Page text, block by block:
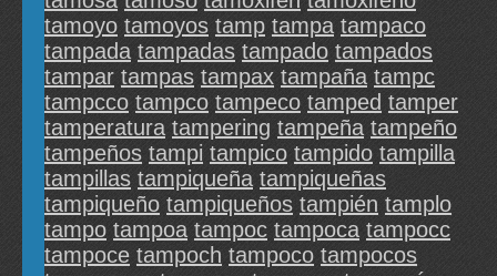
tamoyo tamoyos tamp tampa tampaco
tampada tampadas tampado tampados
tampar tampas tampax tampaña tampc
tampcco tampco tampeco tamped tamper
tamperatura tampering tampeña tampeño
tampeños tampi tampico tampido tampilla
tampillas tampiqueña tampiqueñas
tampiqueño tampiqueños tampién tamplo
tampo tampoa tampoc tampoca tampocc
tampoce tampoch tampoco tampocos